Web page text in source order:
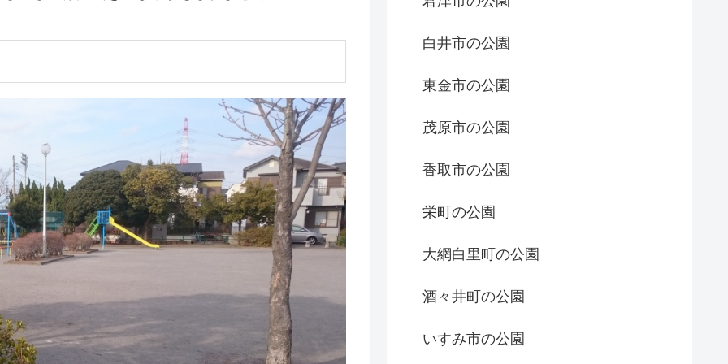
白井市の公園
東金市の公園
茂原市の公園
香取市の公園
栄町の公園
大網白里町の公園
酒々井町の公園
いすみ市の公園